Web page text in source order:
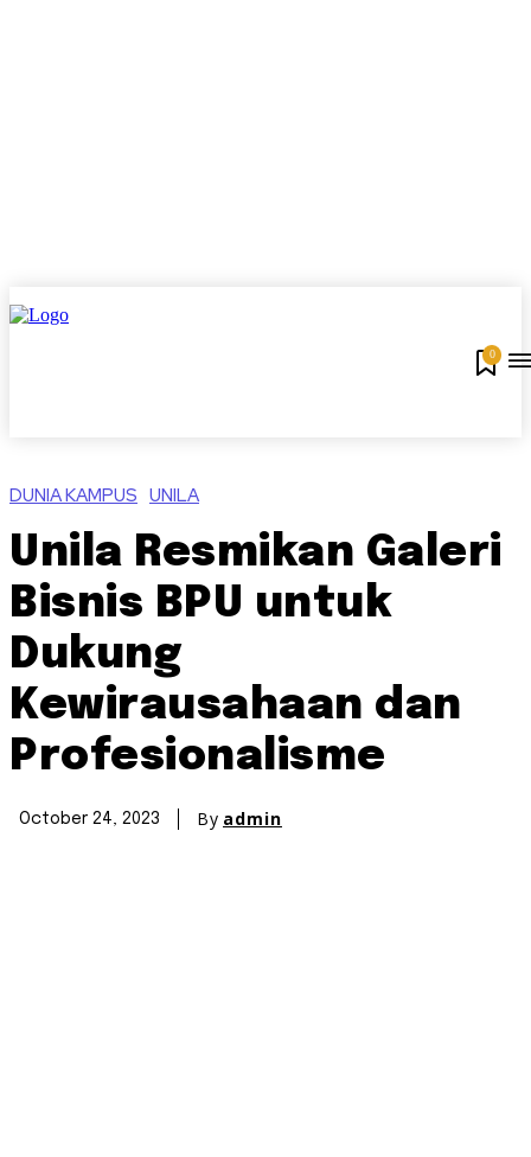
0
DUNIA KAMPUS UNILA
Unila Resmikan Galeri
Bisnis BPU untuk
Dukung
Kewirausahaan dan
Profesionalisme
October 24, 2023 By admin